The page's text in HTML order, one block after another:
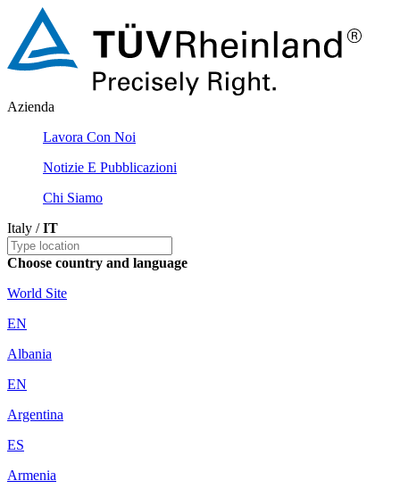
Azienda
Lavora Con Noi
Notizie E Pubblicazioni
Chi Siamo
Italy /IT
Choose country and language
World Site
EN
Albania
EN
Argentina
ES
Armenia